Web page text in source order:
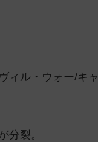
ィル・ウォー/キャ
分裂。